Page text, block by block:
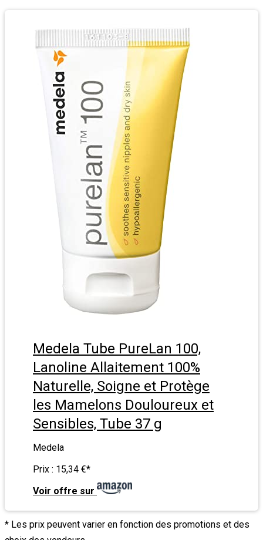
Medela Tube PureLan 100,
Lanoline Allaitement 100%
Naturelle, Soigne et Protège
les Mamelons Douloureux et
Sensibles, Tube 37 g
Medela
Prix : 15,34 €*
Voir offre sur
* Les prix peuvent varier en fonction des promotions et des